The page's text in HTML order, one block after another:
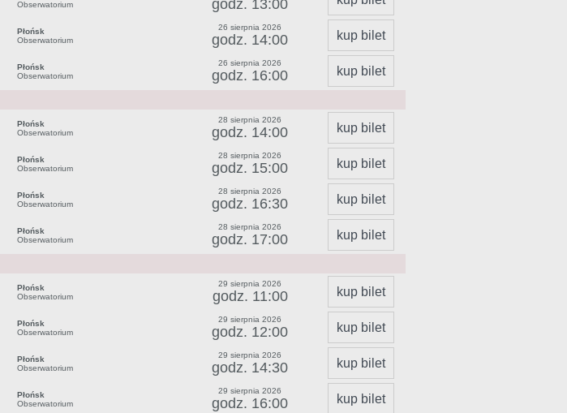
Obserwatorium
godz. 13:00
Płońsk
Obserwatorium
26 sierpnia 2026
godz. 14:00 kup bilet
Płońsk
Obserwatorium
26 sierpnia 2026
godz. 16:00 kup bilet
Płońsk
Obserwatorium
28 sierpnia 2026
godz. 14:00 kup bilet
Płońsk
Obserwatorium
28 sierpnia 2026
godz. 15:00 kup bilet
Płońsk
Obserwatorium
28 sierpnia 2026
godz. 16:30 kup bilet
Płońsk
Obserwatorium
28 sierpnia 2026
godz. 17:00 kup bilet
Płońsk
Obserwatorium
29 sierpnia 2026
godz. 11:00 kup bilet
Płońsk
Obserwatorium
29 sierpnia 2026
godz. 12:00 kup bilet
Płońsk
Obserwatorium
29 sierpnia 2026
godz. 14:30 kup bilet
Płońsk
Obserwatorium
29 sierpnia 2026
godz. 16:00 kup bilet